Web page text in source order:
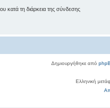
κατά τη διάρκεια της σύνδεσης
Δημιουργήθηκε από
Ελληνική